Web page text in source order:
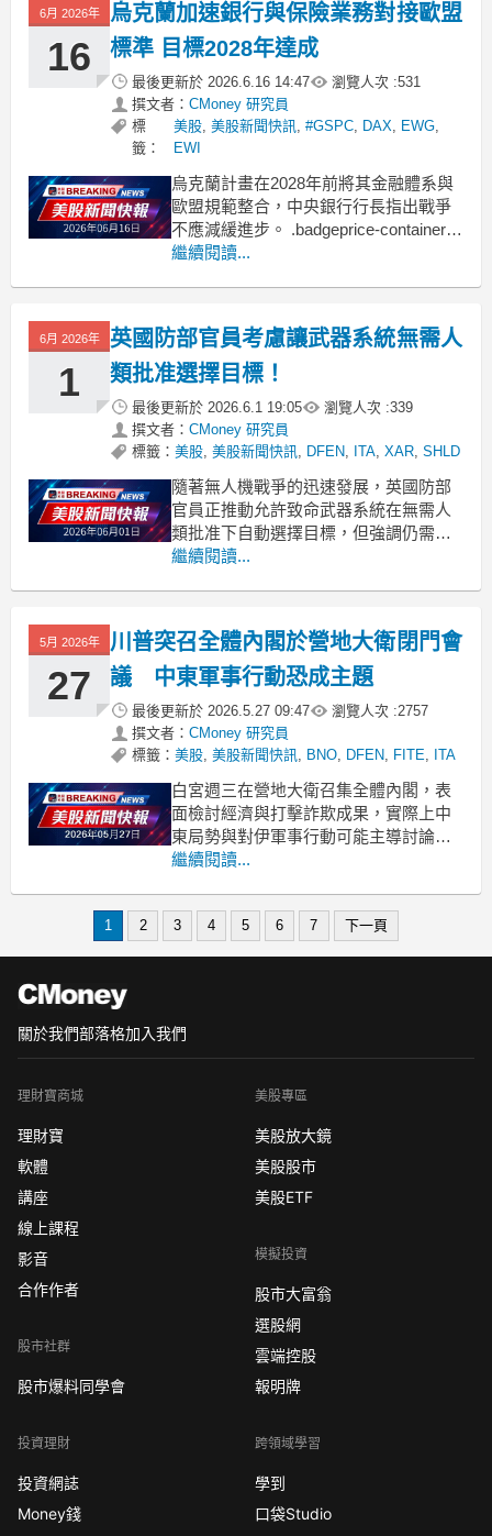
6月 2026年
16
烏克蘭加速銀行與保險業務對接歐盟
標準 目標2028年達成
最後更新於 2026.6.16 14:47 瀏覽人次 :531
撰文者： CMoney 研究員
標
籤：
美股, 美股新聞快訊, #GSPC, DAX, EWG,
EWI
烏克蘭計畫在2028年前將其金融體系與
歐盟規範整合，中央銀行行長指出戰爭
不應減緩進步。 .badgeprice-container {
display: flex !important;
flex-wr
繼續閱讀...
6月 2026年
1
英國防部官員考慮讓武器系統無需人
類批准選擇目標！
最後更新於 2026.6.1 19:05 瀏覽人次 :339
撰文者： CMoney 研究員
標籤： 美股, 美股新聞快訊, DFEN, ITA, XAR, SHLD
隨著無人機戰爭的迅速發展，英國防部
官員正推動允許致命武器系統在無需人
類批准下自動選擇目標，但強調仍需保
持人類參與。 .badgeprice-container {
gap: 1rem !important;
繼續閱讀...
5月 2026年
27
川普突召全體內閣於營地大衛閉門會
議 中東軍事行動恐成主題
最後更新於 2026.5.27 09:47 瀏覽人次 :2757
撰文者： CMoney 研究員
標籤： 美股, 美股新聞快訊, BNO, DFEN, FITE, ITA
白宮週三在營地大衛召集全體內閣，表
面檢討經濟與打擊詐欺成果，實際上中
東局勢與對伊軍事行動可能主導討論。
.badgeprice-container {
gap: 1rem !important;
繼續閱讀...
1 2 3 4 5 6 7 下一頁
關於我們部落格加入我們
理財寶商城
理財寶
軟體
講座
線上課程
影音
合作作者
股市社群
股市爆料同學會
投資理財
投資網誌
Money錢
美股專區
美股放大鏡
美股股市
美股ETF
模擬投資
股市大富翁
選股網
雲端控股
報明牌
跨領域學習
學到
口袋Studio